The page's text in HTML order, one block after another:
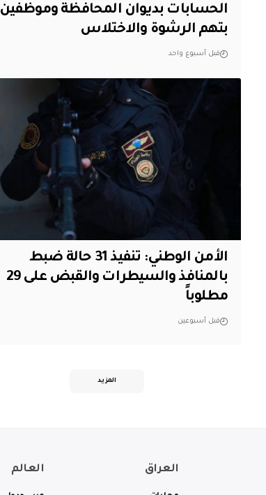
الحسابات بديوان المحافظة وموظفين
بتهم الرشوة والاختلاس
قبل أسبوع واحد
الأمن الوطني: تنفيذ 31 حالة ضبط
بالمنافذ والسيطرات والقبض على 29
مطلوباً
قبل أسبوعين
المزيد
العراق العالم